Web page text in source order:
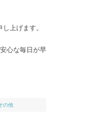
上げます。
心な毎日が早
の他